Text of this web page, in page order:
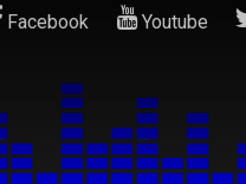
Facebook Youtube